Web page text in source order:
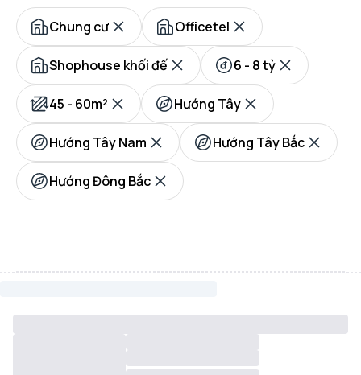
Chung cư Officetel
Shophouse khối đế 6 - 8 tỷ
45 - 60m² Hướng Tây
Hướng Tây Nam Hướng Tây Bắc
Hướng Đông Bắc